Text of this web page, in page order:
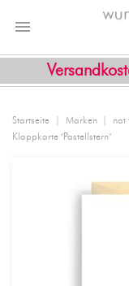

Startseite Marken not
Klappkarte "Pastellstern"